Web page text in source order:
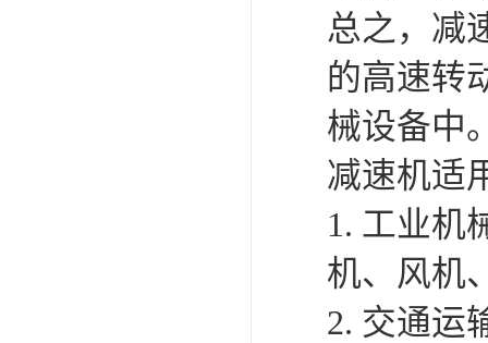
总之，减
的高速转
械设备中
减速机适
1. 工业机
机、风机
2. 交通运